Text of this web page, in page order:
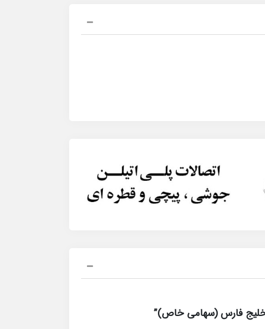
خلیج فارس (سهامی خاص)”